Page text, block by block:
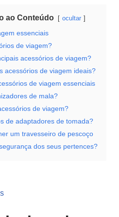
ao Conteúdo ocultar
essenciais
de viagem?
acessórios de viagem?
acessórios de viagem ideais?
de viagem essenciais
de mala?
de viagem?
de adaptadores de tomada?
um travesseiro de pescoço
dos seus pertences?